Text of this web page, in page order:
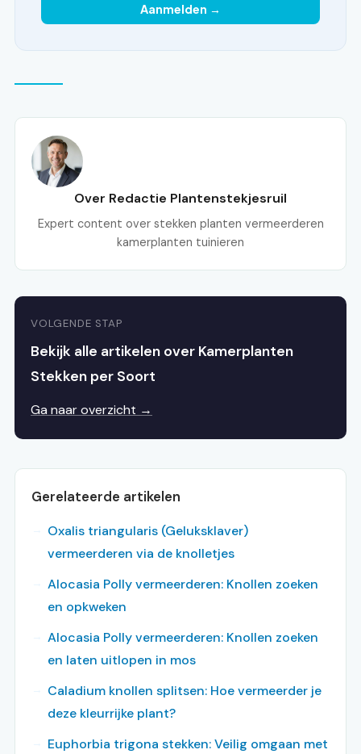
Aanmelden →
Over Redactie Plantenstekjesruil
Expert content over stekken planten vermeerderen
kamerplanten tuinieren
VOLGENDE STAP
Bekijk alle artikelen over Kamerplanten
Stekken per Soort
Ga naar overzicht →
Gerelateerde artikelen
Oxalis triangularis (Geluksklaver)
vermeerderen via de knolletjes
Alocasia Polly vermeerderen: Knollen zoeken
en opkweken
Alocasia Polly vermeerderen: Knollen zoeken
en laten uitlopen in mos
Caladium knollen splitsen: Hoe vermeerder je
deze kleurrijke plant?
Euphorbia trigona stekken: Veilig omgaan met